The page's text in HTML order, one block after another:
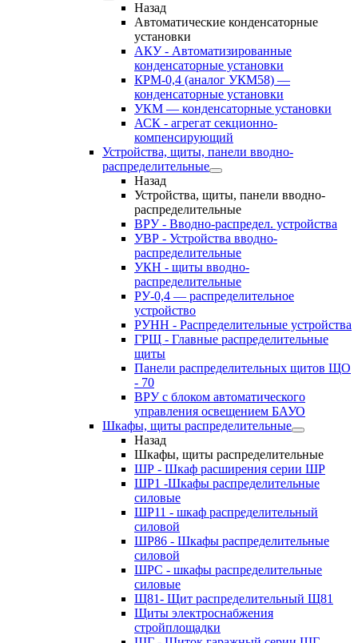
Назад
Автоматические конденсаторные
установки
АКУ - Автоматизированные
конденсаторные установки
КРМ-0,4 (аналог УКМ58) —
конденсаторные установки
УКМ — конденсаторные установки
АСК - агрегат секционно-
компенсирующий
Устройства, щиты, панели вводно-
распределительные
Назад
Устройства, щиты, панели вводно-
распределительные
ВРУ - Вводно-распредел. устройства
УВР - Устройства вводно-
распределительные
УКН - щиты вводно-
распределительные
РУ-0,4 — распределительное
устройство
РУНН - Распределительные устройства
ГРЩ - Главные распределительные
щиты
Панели распределительных щитов ЩО
- 70
ВРУ с блоком автоматического
управления освещением БАУО
Шкафы, щиты распределительные
Назад
Шкафы, щиты распределительные
ШР - Шкаф расширения серии ШР
ШР1 -Шкафы распределительные
силовые
ШР11 - шкаф распределительный
силовой
ШР86 - Шкафы распределительные
силовой
ШРС - шкафы распределительные
силовые
Щ81- Щит распределительный Щ81
Щиты электроснабжения
стройплощадки